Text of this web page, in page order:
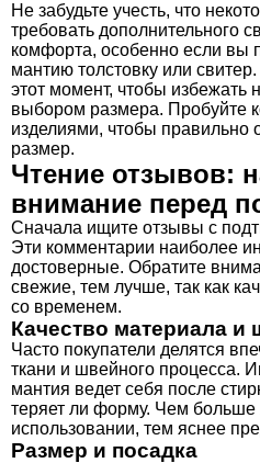
Не забудьте учесть, что
требовать дополнительного
комфорта, особенно если вы
мантию толстовку или
этот момент, чтобы избежать
выбором размера. Пробуйте
изделиями, чтобы правильно
размер.
Чтение отзывов:
внимание перед
Сначала ищите отзывы с
Эти комментарии наиболее
достоверные. Обратите
свежие, тем лучше, так как
со временем.
Качество материала и
Часто покупатели делятся
ткани и швейного процесса.
мантия ведет себя после
теряет ли форму. Чем больше
использовании, тем яснее
Размер и посадка